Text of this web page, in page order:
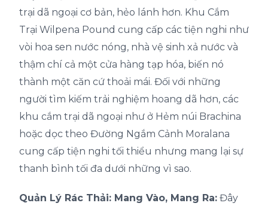
trại dã ngoại cơ bản, hẻo lánh hơn. Khu Cắm
Trại Wilpena Pound cung cấp các tiện nghi như
vòi hoa sen nước nóng, nhà vệ sinh xả nước và
thậm chí cả một cửa hàng tạp hóa, biến nó
thành một căn cứ thoải mái. Đối với những
người tìm kiếm trải nghiệm hoang dã hơn, các
khu cắm trại dã ngoại như ở Hẻm núi Brachina
hoặc dọc theo Đường Ngắm Cảnh Moralana
cung cấp tiện nghi tối thiểu nhưng mang lại sự
thanh bình tối đa dưới những vì sao.
Quản Lý Rác Thải: Mang Vào, Mang Ra: Đây